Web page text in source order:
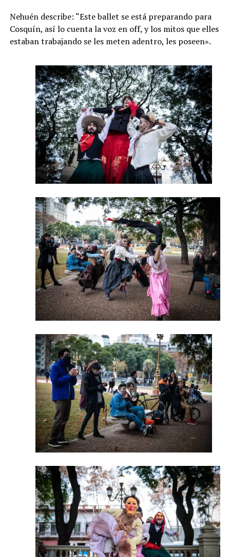
Nehuén describe: “Este ballet se está preparando para
Cosquín, así lo cuenta la voz en off, y los mitos que elles
estaban trabajando se les meten adentro, les poseen».